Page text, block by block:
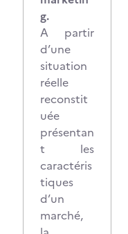
g.
A partir
d’une
situation
réelle
reconstit
uée
présentan
t les
caractéris
tiques
d’un
marché,